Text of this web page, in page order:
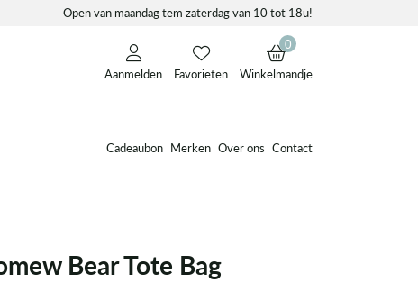
Open van maandag tem zaterdag van 10 tot 18u!
Aanmelden Favorieten
0
Winkelmandje
Cadeaubon Merken Over ons Contact
Bear Tote Bag